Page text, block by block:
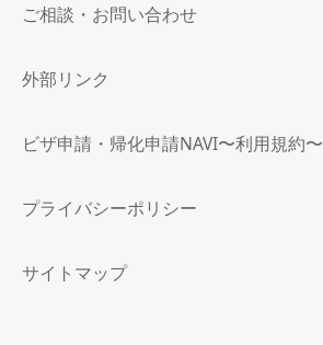
ご相談・お問い合わせ
外部リンク
ビザ申請・帰化申請NAVI〜利用規約〜
プライバシーポリシー
サイトマップ